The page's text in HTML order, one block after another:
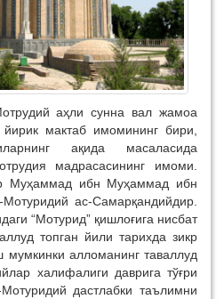
аҳли сунна вал жамоа
йирик мактаб имомининг бири,
ақида масаласида
мадрасасининг имоми.
Муҳаммад ибн Муҳаммад ибн
ас-Самарқандийдир.
“Мотурид” қишлоғига нисбат
топган йили тарихда зикр
мумкинки алломанинг таваллуд
халифалиги даврига тўғри
дастлабки таълимни